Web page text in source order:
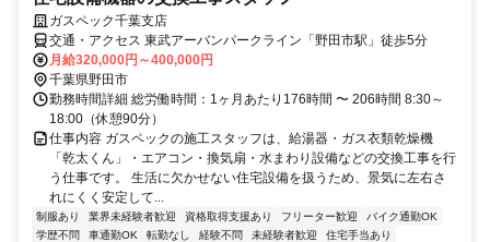
ガスペック千葉支店
交通・アクセス 東武アーバンパークライン「野田市駅」徒歩5分
月給320,000円～400,000円
千葉県野田市
勤務時間詳細 総労働時間：1ヶ月あたり176時間 〜 206時間 8:30～
18:00（休憩90分）
仕事内容 ガスペックの施工スタッフは、給湯器・ガス衣類乾燥機
「乾太くん」・エアコン・換気扇・水まわり設備などの交換工事を行
う仕事です。 生活に欠かせない住宅設備を扱うため、景気に左右さ
れにくく安定して...
制服あり 業界未経験者歓迎 資格取得支援あり フリーター歓迎
バイク通勤OK
学歴不問
車通勤OK 転勤なし 経験不問 未経験者歓迎
住宅手当あり